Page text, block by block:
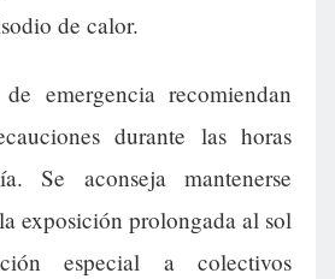
de calor.
emergencia recomiendan
durante las horas
Se aconseja mantenerse
exposición prolongada al sol
especial a colectivos